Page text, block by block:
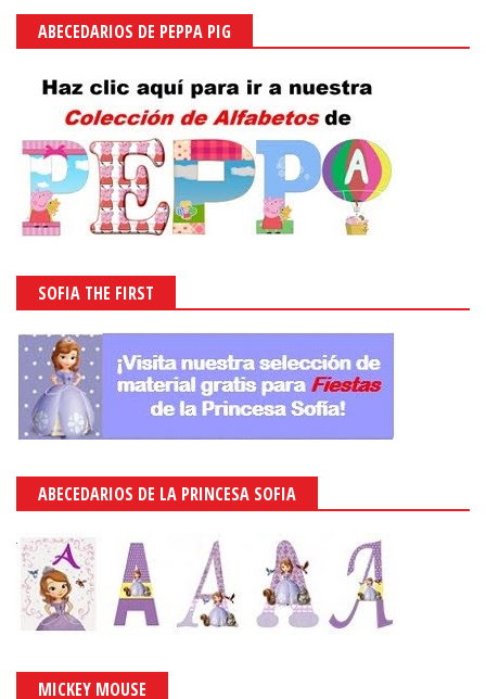
ABECEDARIOS DE PEPPA PIG
SOFIA THE FIRST
ABECEDARIOS DE LA PRINCESA SOFIA
MICKEY MOUSE